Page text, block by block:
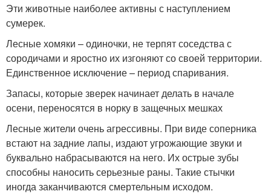
Эти животные наиболее активны с наступлением
сумерек.
Лесные хомяки – одиночки, не терпят соседства с
сородичами и яростно их изгоняют со своей территории.
Единственное исключение – период спаривания.
Запасы, которые зверек начинает делать в начале
осени, переносятся в норку в защечных мешках
Лесные жители очень агрессивны. При виде соперника
встают на задние лапы, издают угрожающие звуки и
буквально набрасываются на него. Их острые зубы
способны наносить серьезные раны. Такие стычки
иногда заканчиваются смертельным исходом.